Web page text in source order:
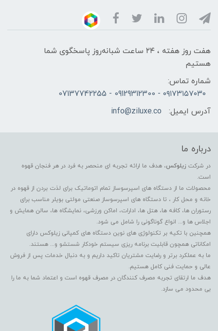
هفت روز هفته ، ۲۴ ساعت شبانه‌روز پاسخگوی شما
هستیم
شماره تماس:
۰۹۱۷۳۱۵۷۰۳۰ - 09129312300 - 07137742255
آدرس ایمیل:
info@ziluxe.co
درباره ما
در شرکت زیلوکس، هدف ما ارائه تجربه ای منحصر به فرد در هر فنجان قهوه
است.
محصولات ما از دستگاه های اسپرسوساز تمام اتوماتیک برای لذت بردن از قهوه در
خانه و محل کار ، تا دستگاه های اسپرسوساز صنعتی مولتی بویلر مناسب برای
رستوران ها، کافه ها، هتل ها، ادارات، اماکن ورزشی، نمایشگاه ها، سالن همایش و
اجلاس ها و... انواع گوناگونی را شامل می شود.
همچنین با تکیه بر تکنولوژی های نوین دستگاه های کمپانی زیلوکس دارای
امکاناتی همچون قابلیت برنامه ریزی سیستم خودکار شستشو و... هستند.
ما به عملکرد برتر و رضایت مشتریان تاکید داریم و به دنبال خدمات پس از فروش
عالی و حمایت فنی کامل هستیم.
هدف ما ارتقای تجربه مصرف کنندگان در مصرف قهوه است و اعتماد شما به ما را
بی محدود می سازد.